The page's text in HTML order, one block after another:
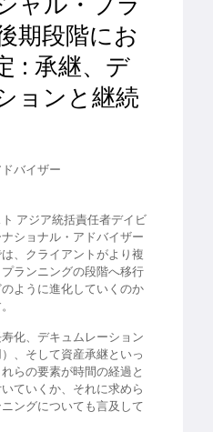
期段階にお
: 承継、デ
ョンと継続
バイザー
アジア統括責任者デイビ
ショナル・アドバイザー
、クライアントがより複
ランニングの段階へ移行
ように進化していくのか
化、デキュムレーション
、そして資産承継といっ
らの要素が時間の経過と
ていくか、それに求めら
ングについても言及して